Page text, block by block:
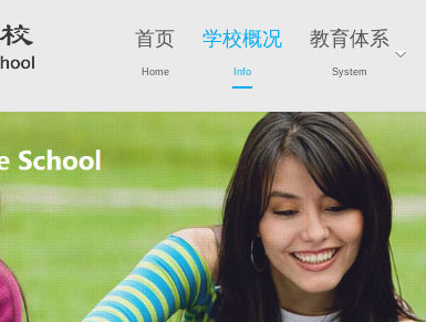
首页
Home
学校概况
Info
教育体系
System